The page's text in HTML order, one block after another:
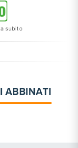
subito
ABBINATI